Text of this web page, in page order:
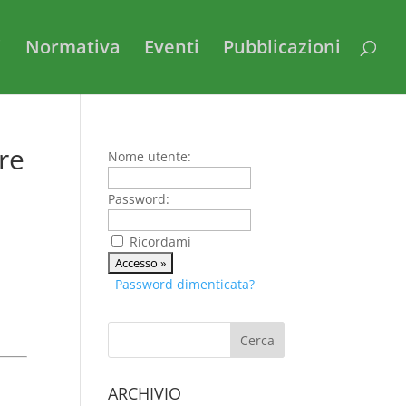
Normativa Eventi Pubblicazioni
Nome utente:
Password:
Ricordami
Password dimenticata?
ARCHIVIO